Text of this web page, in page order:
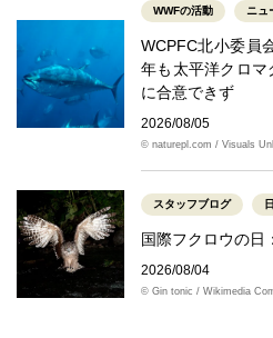
WWFの活動 ニュ
WCPFC北小委員
年も太平洋クロ
に合意できず
2026/08/05
© naturepl.com / Visuals
スタッフブログ
国際フクロウの日
2026/08/04
© Gin tonic / Wikimedia